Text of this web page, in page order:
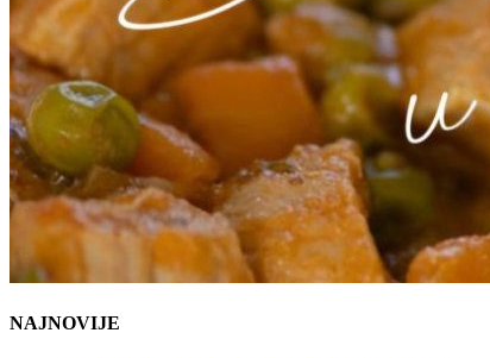
NAJNOVIJE